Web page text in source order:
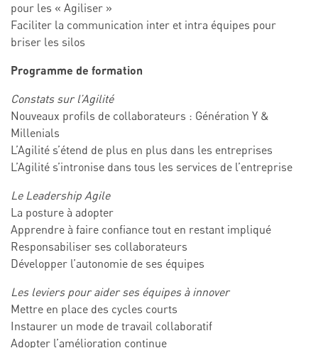
pour les « Agiliser »
Faciliter la communication inter et intra équipes pour
briser les silos
Programme de formation
Constats sur l’Agilité
Nouveaux profils de collaborateurs : Génération Y &
Millenials
L’Agilité s’étend de plus en plus dans les entreprises
L’Agilité s’intronise dans tous les services de l’entreprise
Le Leadership Agile
La posture à adopter
Apprendre à faire confiance tout en restant impliqué
Responsabiliser ses collaborateurs
Développer l’autonomie de ses équipes
Les leviers pour aider ses équipes à innover
Mettre en place des cycles courts
Instaurer un mode de travail collaboratif
Adopter l’amélioration continue